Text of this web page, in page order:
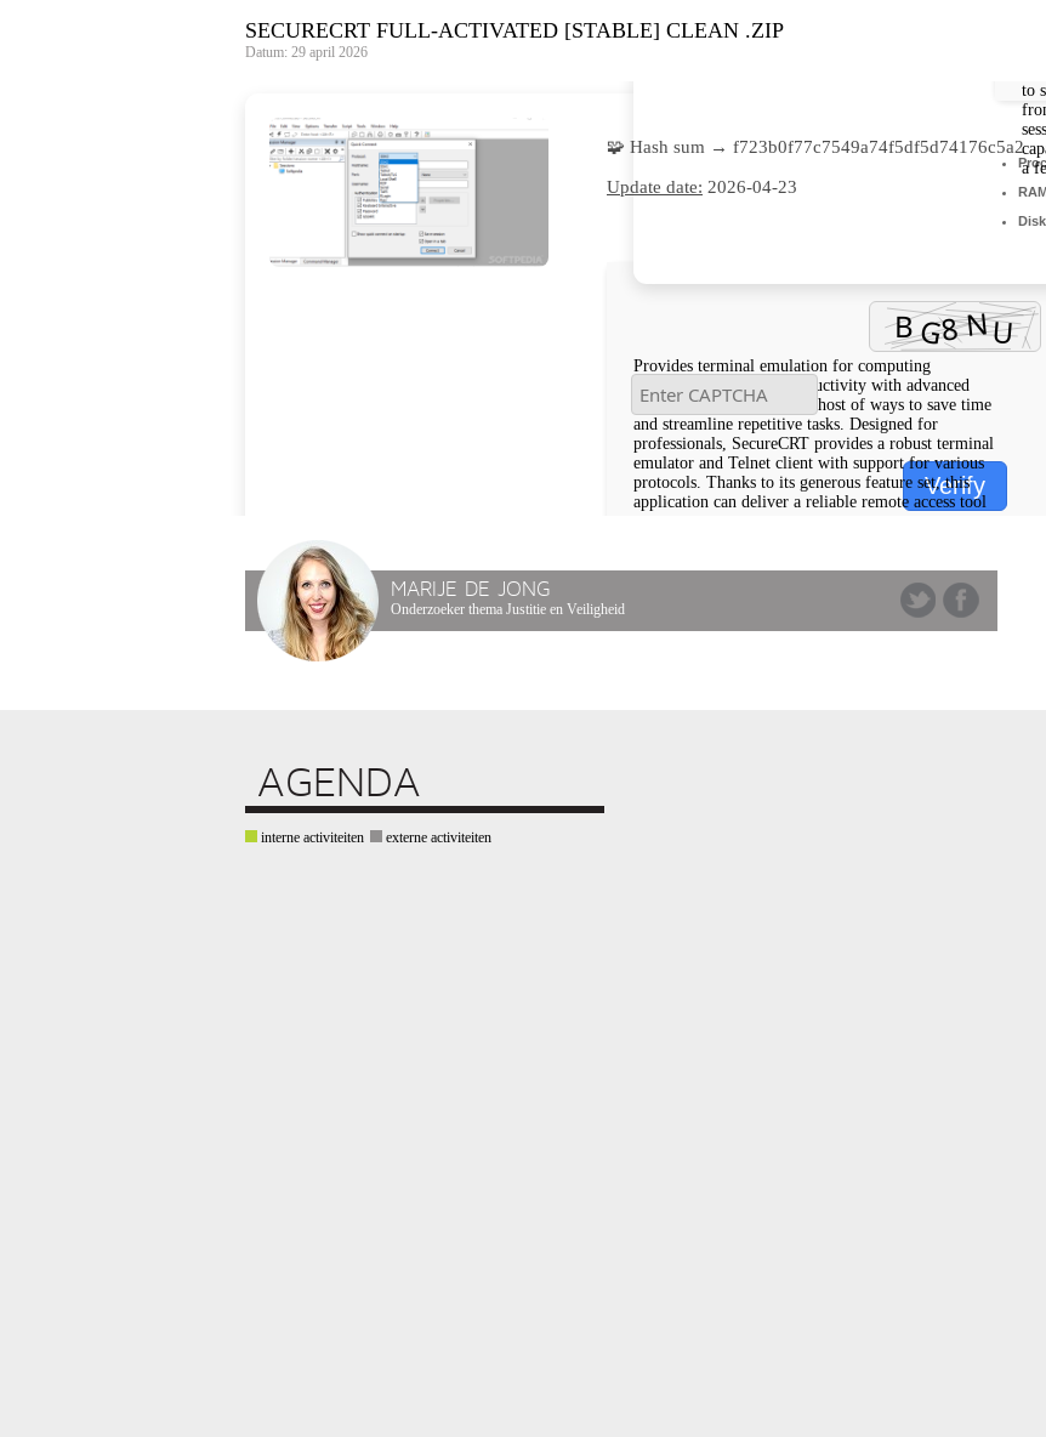
SECURECRT FULL-ACTIVATED [STABLE] CLEAN .ZIP
Datum: 29 april 2026
🧩 Hash sum → f723b0f77c7549a74f5df5d74176c5a2
Update date: 2026-04-23
Verify
Provides terminal emulation for computing
professionals, raising productivity with advanced
session management and a host of ways to save time
and streamline repetitive tasks. Designed for
professionals, SecureCRT provides a robust terminal
emulator and Telnet client with support for various
protocols. Thanks to its generous feature set, this
application can deliver a reliable remote access tool
to
a
MARIJE DE JONG
Onderzoeker thema Justitie en Veiligheid
AGENDA
interne activiteiten externe activiteiten